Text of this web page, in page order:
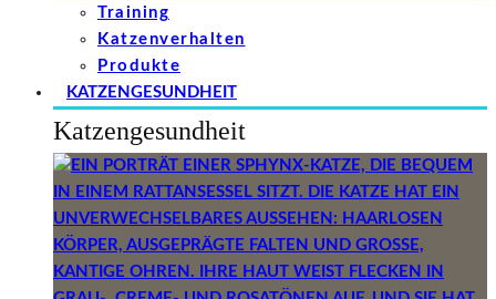
Training
Katzenverhalten
Produkte
KATZENGESUNDHEIT
Katzengesundheit